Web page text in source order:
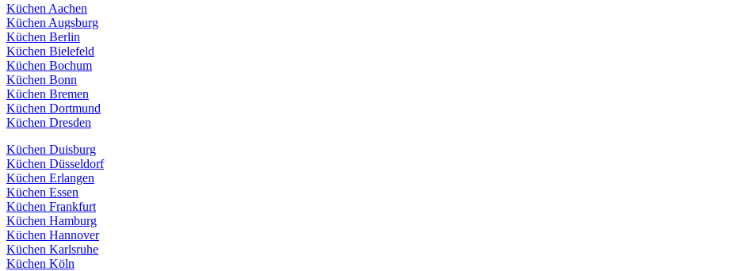
Küchen Aachen
Küchen Augsburg
Küchen Berlin
Küchen Bielefeld
Küchen Bochum
Küchen Bonn
Küchen Bremen
Küchen Dortmund
Küchen Dresden
Küchen Duisburg
Küchen Düsseldorf
Küchen Erlangen
Küchen Essen
Küchen Frankfurt
Küchen Hamburg
Küchen Hannover
Küchen Karlsruhe
Küchen Köln